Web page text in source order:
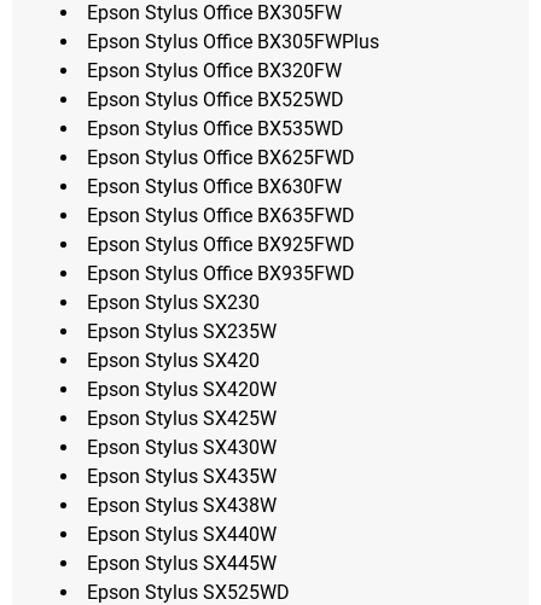
Epson Stylus Office BX305FW
Epson Stylus Office BX305FWPlus
Epson Stylus Office BX320FW
Epson Stylus Office BX525WD
Epson Stylus Office BX535WD
Epson Stylus Office BX625FWD
Epson Stylus Office BX630FW
Epson Stylus Office BX635FWD
Epson Stylus Office BX925FWD
Epson Stylus Office BX935FWD
Epson Stylus SX230
Epson Stylus SX235W
Epson Stylus SX420
Epson Stylus SX420W
Epson Stylus SX425W
Epson Stylus SX430W
Epson Stylus SX435W
Epson Stylus SX438W
Epson Stylus SX440W
Epson Stylus SX445W
Epson Stylus SX525WD